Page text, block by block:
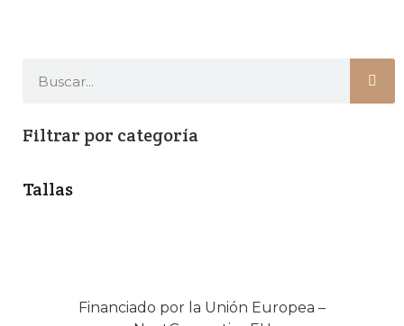
Filtrar por categoría
Tallas
Financiado por la Unión Europea –